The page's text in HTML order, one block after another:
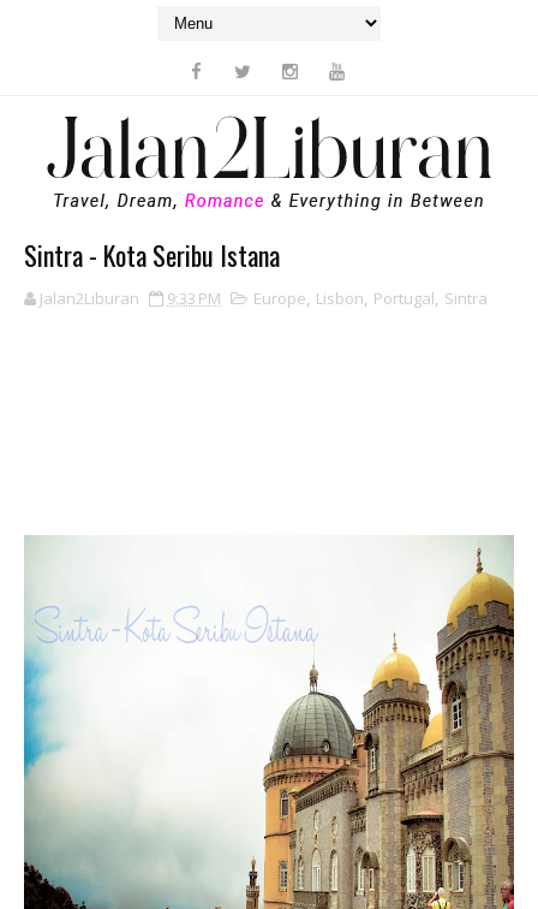
Sintra - Kota Seribu Istana
Jalan2Liburan 9:33 PM Europe, Lisbon, Portugal, Sintra